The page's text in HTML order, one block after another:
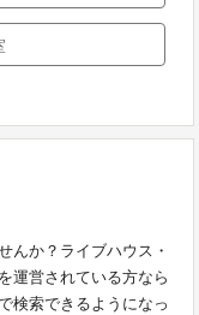
んか？ライブハウス・
運営されている方なら
検索できるようになっ